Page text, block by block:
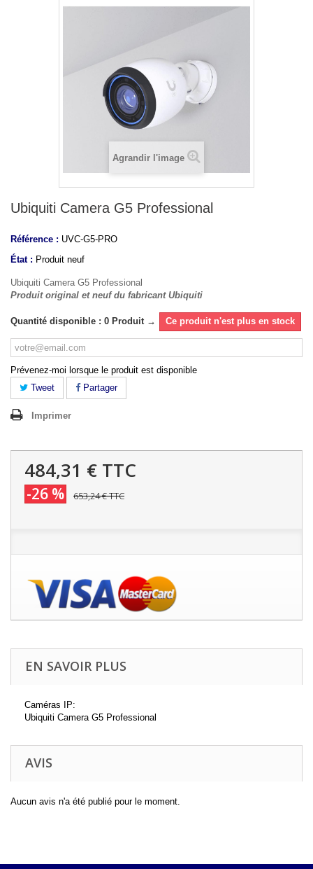
Agrandir l'image
Ubiquiti Camera G5 Professional
Référence : UVC-G5-PRO
État : Produit neuf
Ubiquiti Camera G5 Professional
Produit original et neuf du fabricant Ubiquiti
Quantité disponible : 0 Produit → Ce produit n'est plus en stock
Prévenez-moi lorsque le produit est disponible
Tweet
Partager
Imprimer
484,31 € TTC
-26 % 653,24 €TTC
EN SAVOIR PLUS
Caméras IP:
Ubiquiti Camera G5 Professional
AVIS
Aucun avis n'a été publié pour le moment.